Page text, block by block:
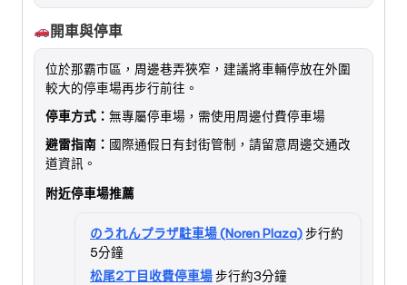
開車與停車
位於那霸市區，周邊巷弄狹窄，建議將車輛停放在外圍
較大的停車場再步行前往。
停車方式： 無專屬停車場，需使用周邊付費停車場
避雷指南： 國際通假日有封街管制，請留意周邊交通改
道資訊。
附近停車場推薦
のうれんプラザ駐車場 (Noren Plaza)步行約
5分鐘
松尾2丁目收費停車場步行約3分鐘